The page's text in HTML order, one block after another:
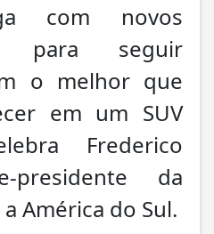
com novos
para seguir
o melhor que
em um SUV
Frederico
presidente da
América do Sul.